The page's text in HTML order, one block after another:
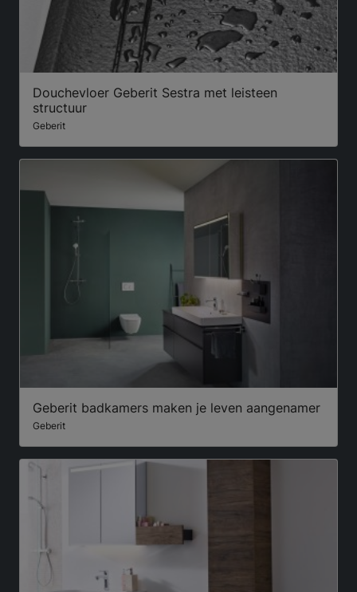
Douchevloer Geberit Sestra met leisteen
structuur
Geberit
Geberit badkamers maken je leven aangenamer
Geberit